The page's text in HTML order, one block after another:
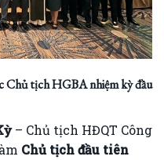
tịch HGBA nhiệm kỳ đầu
– Chủ tịch HĐQT Công
Chủ tịch đầu tiên